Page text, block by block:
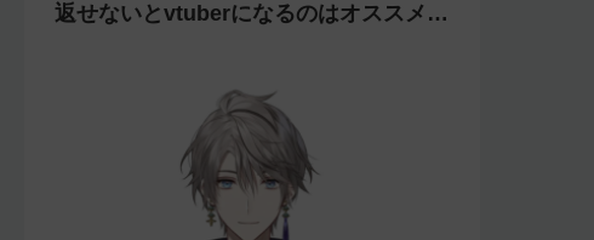
返せないとvtuberになるのはオススメし